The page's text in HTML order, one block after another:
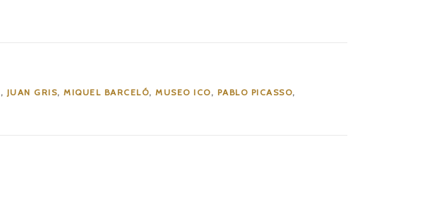
, JUAN GRIS, MIQUEL BARCELÓ, MUSEO ICO, PABLO PICASSO,